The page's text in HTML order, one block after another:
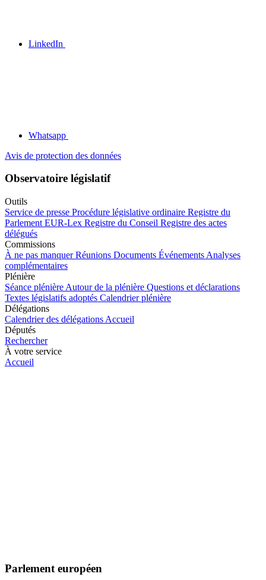
LinkedIn
Whatsapp
Avis de protection des données
Observatoire législatif
Outils
Service de presse Procédure législative ordinaire Registre du
Parlement EUR-Lex Registre du Conseil Registre des actes
délégués
Commissions
À ne pas manquer Réunions Documents Événements Analyses
complémentaires
Plénière
Séance plénière Autour de la plénière Questions et déclarations
Textes législatifs adoptés Calendrier plénière
Délégations
Calendrier des délégations Accueil
Députés
Rechercher
À votre service
Accueil
Parlement européen